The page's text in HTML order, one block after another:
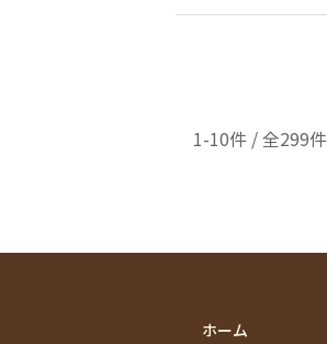
1-10件 / 全299件
ホーム